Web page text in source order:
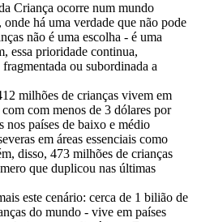
Criança ocorre num mundo
há uma verdade que não pode
não é uma escolha - é uma
essa prioridade continua,
ou subordinada a
milhões de crianças vivem em
com menos de 3 dólares por
nos países de baixo e médio
em áreas essenciais como
disso, 473 milhões de crianças
que duplicou nas últimas
este cenário: cerca de 1 bilião de
do mundo - vive em países